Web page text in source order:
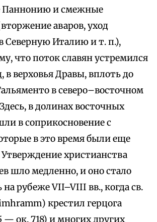
Паннонию и смежные
аваров, уход
Северную Италию и т. п.),
что поток славян устремился
в верховья Дравы, вплоть до
в северо–восточном
в долинах восточных
в соприкосновение с
в это время были еще
христианства
шло медленно, и оно стало
рубеже VII–VIII вв., когда св.
крестил герцога
— ок. 718) и многих других